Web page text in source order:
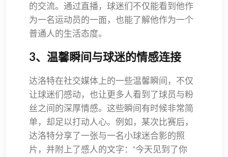
的交流。通过直播，球迷们不仅能看到他作
为一名运动员的一面，也能了解他作为一个
普通人的生活态度。
3、温馨瞬间与球迷的情感连接
达洛特在社交媒体上的一些温馨瞬间，不仅
让球迷们感动，也让更多人看到了球员与粉
丝之间的深厚情感。这些瞬间有时候非常简
单，却足以打动人心。例如，某次比赛后，
达洛特分享了一张与一名小球迷合影的照
片，并附上了感人的文字：“今天见到了你